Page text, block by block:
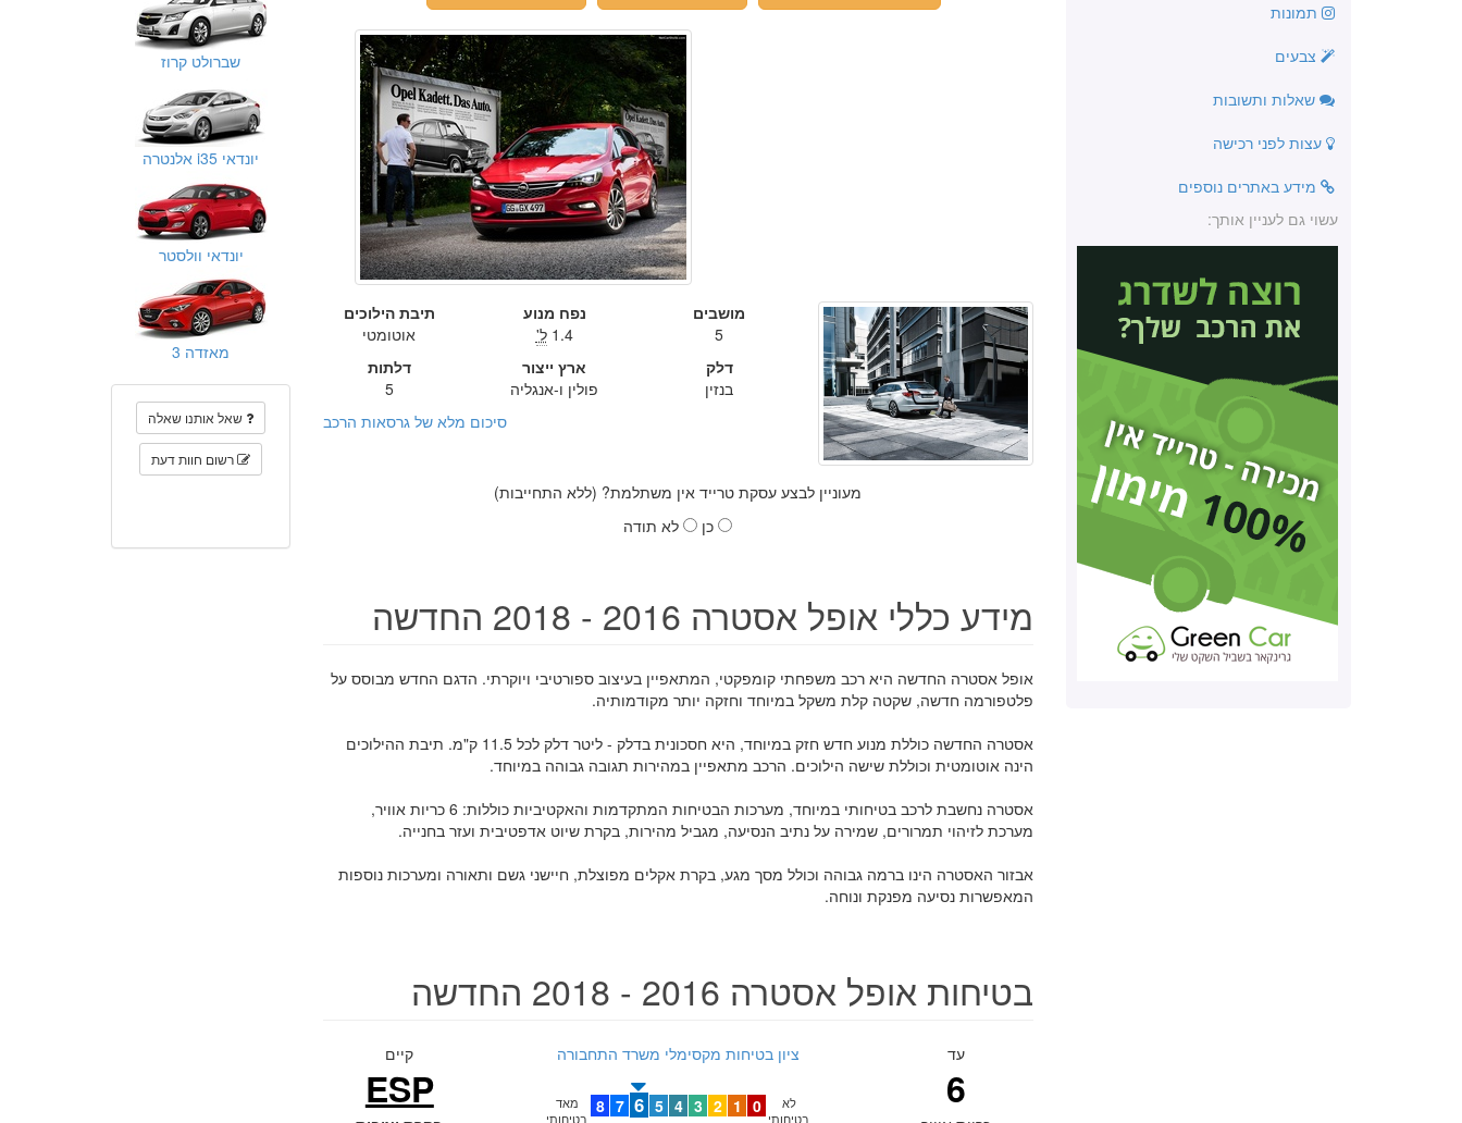
תמונות
צבעים
שאלות ותשובות
עצות לפני רכישה
מידע באתרים נוספים
עשוי גם לעניין אותך:
מושבים
5
נפח מנוע
1.4 ל'
תיבת הילוכים
אוטומטי
דלק
בנזין
ארץ ייצור
פולין ו-אנגליה
דלתות
5
סיכום מלא של גרסאות הרכב
מעוניין לבצע עסקת טרייד אין משתלמת? (ללא התחייבות)
כן
לא תודה
מידע כללי אופל אסטרה 2016 - 2018 החדשה
אופל אסטרה החדשה היא רכב משפחתי קומפקטי, המתאפיין בעיצוב ספורטיבי ויוקרתי. הדגם החדש מבוסס על
פלטפורמה חדשה, שקטה קלת משקל במיוחד וחזקה יותר מקודמותיה.
אסטרה החדשה כוללת מנוע חדש חזק במיוחד, היא חסכונית בדלק - ליטר דלק לכל 11.5 ק"מ. תיבת ההילוכים
הינה אוטומטית וכוללת שישה הילוכים. הרכב מתאפיין במהירות תגובה גבוהה במיוחד.
אסטרה נחשבת לרכב בטיחותי במיוחד, מערכות הבטיחות המתקדמות והאקטיביות כוללות: 6 כריות אוויר,
מערכת לזיהוי תמרורים, שמירה על נתיב הנסיעה, מגביל מהירות, בקרת שיוט אדפטיבית ועזר בחנייה.
אבזור האסטרה הינו ברמה גבוהה וכולל מסך מגע, בקרת אקלים מפוצלת, חיישני גשם ותאורה ומערכות נוספות
המאפשרות נסיעה מפנקת ונוחה.
בטיחות אופל אסטרה 2016 - 2018 החדשה
עד
6
ציון בטיחות מקסימלי משרד התחבורה
לא
בטיחותי
0
1
2
3
4
5
6
7
8
מאד
בטיחותי
קיים
ESP
שברולט קרוז
יונדאי i35 אלנטרה
יונדאי וולסטר
מאזדה 3
שאל אותנו שאלה
רשום חוות דעת